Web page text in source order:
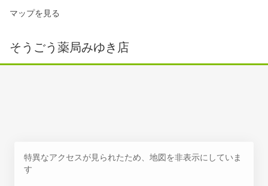
マップを見る
そうごう薬局みゆき店
特異なアクセスが見られたため、地図を非表示にしていま
す